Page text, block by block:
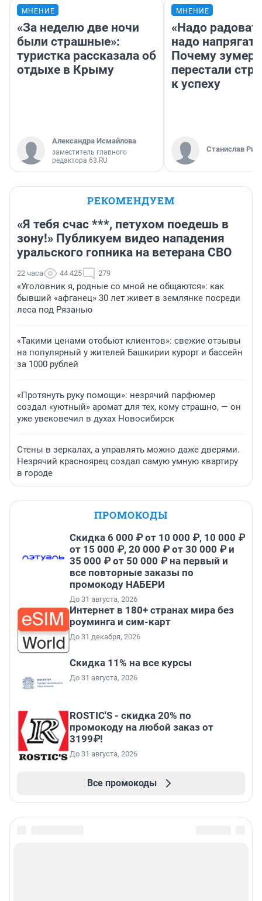
МНЕНИЕ
«За неделю две ночи
были страшные»:
туристка рассказала об
отдыхе в Крыму
Александра Исмайлова
заместитель главного
редактора 63.RU
МНЕНИЕ
«Надо
надо
Почему
перестали
к успеху
Станислав
РЕКОМЕНДУЕМ
«Я тебя счас ***, петухом поедешь в
зону!» Публикуем видео нападения
уральского гопника на ветерана СВО
22 часа 44 425 279
«Уголовник я, родные со мной не общаются»: как
бывший «афганец» 30 лет живет в землянке посреди
леса под Рязанью
«Такими ценами отобьют клиентов»: свежие отзывы
на популярный у жителей Башкирии курорт и бассейн
за 1000 рублей
«Протянуть руку помощи»: незрячий парфюмер
создал «уютный» аромат для тех, кому страшно, — он
уже увековечил в духах Новосибирск
Стены в зеркалах, а управлять можно даже дверями.
Незрячий красноярец создал самую умную квартиру
в городе
ПРОМОКОДЫ
Скидка 6 000 ₽ от 10 000 ₽, 10 000 ₽
от 15 000 ₽, 20 000 ₽ от 30 000 ₽ и
35 000 ₽ от 50 000 ₽ на первый и
все повторные заказы по
промокоду НАБЕРИ
До 31 августа, 2026
Интернет в 180+ странах мира без
роуминга и сим-карт
До 31 декабря, 2026
Скидка 11% на все курсы
До 31 августа, 2026
ROSTIC'S - скидка 20% по
промокоду на любой заказ от
3199₽!
До 31 августа, 2026
Все промокоды